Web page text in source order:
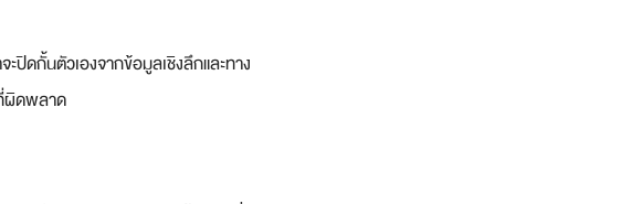
ดกั้นตัวเองจากข้อมูลเชิงลึกและทาง
ผิดพลาด